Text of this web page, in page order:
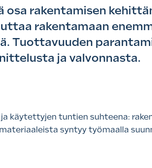
osa rakentamisen
rakentamaan
Tuottavuuden
ja valvonnasta.
käytettyjen tuntien suhteena:
syntyy työmaalla